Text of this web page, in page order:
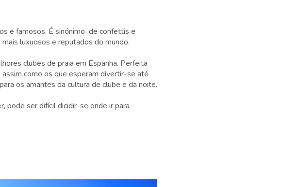
e famosos. É sinónimo de confettis e
luxuosos e reputados do mundo.
clubes de praia em Espanha. Perfeita
como os que esperam divertir-se até
os amantes da cultura de clube e da noite.
pode ser difícil dicidir-se onde ir para